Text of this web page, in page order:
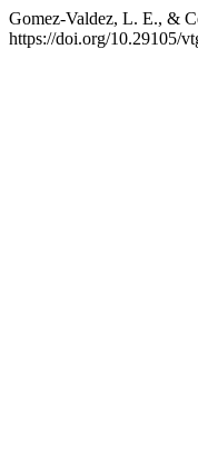
Gomez-Valdez, L. E., &
https://doi.org/10.29105/